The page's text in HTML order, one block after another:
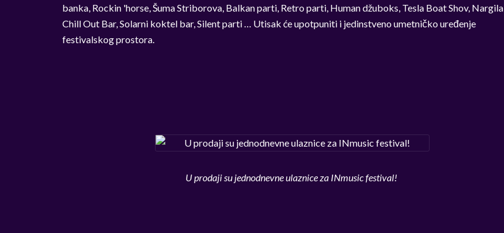
banka, Rockin 'horse, Šuma Striborova, Balkan parti, Retro parti, Human džuboks, Tesla Boat Shov, Nargila
Chill Out Bar, Solarni koktel bar, Silent parti … Utisak će upotpuniti i jedinstveno umetničko uređenje
festivalskog prostora.
U prodaji su jednodnevne ulaznice za INmusic festival!